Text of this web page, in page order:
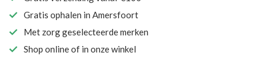
Gratis ophalen in Amersfoort
Met zorg geselecteerde merken
Shop online of in onze winkel